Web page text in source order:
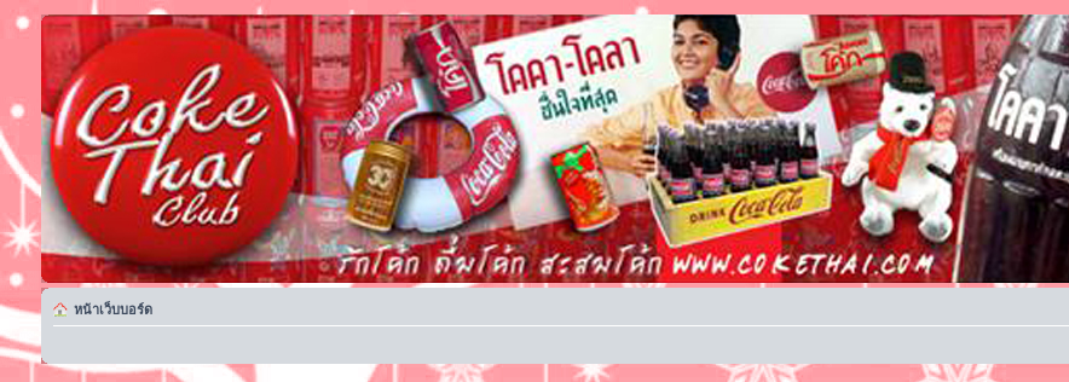
หน้าเว็บบอร์ด